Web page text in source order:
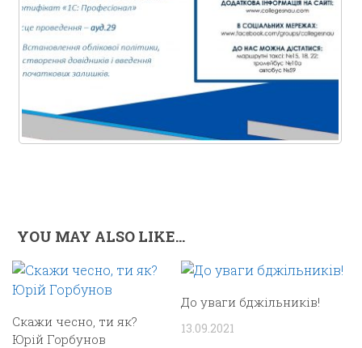
YOU MAY ALSO LIKE...
Скажи чесно, ти як?
Юрій Горбунов
До уваги бджільників!
13.09.2021